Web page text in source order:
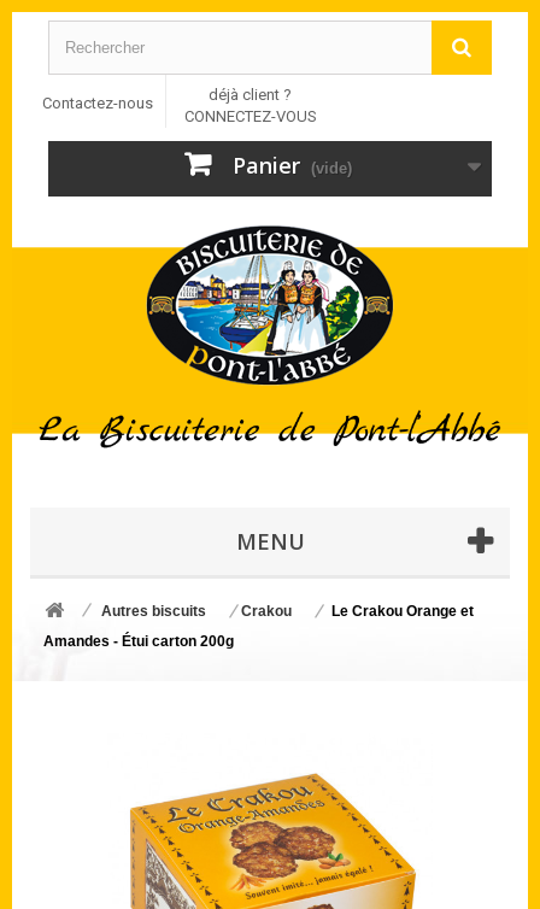
Contactez-nous
déjà client ?
CONNECTEZ-VOUS
Panier (vide)
MENU
Autres biscuits Crakou
Le Crakou Orange et
Amandes - Étui carton 200g